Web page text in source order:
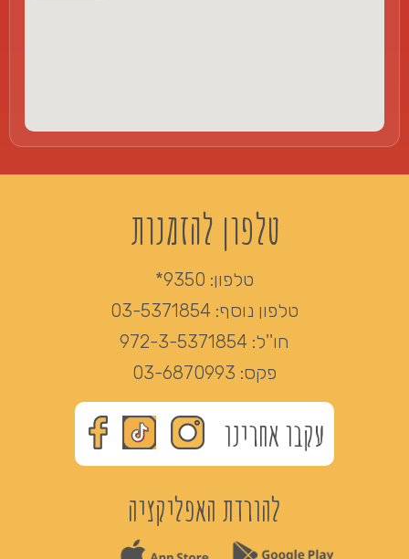
טלפון להזמנות
טלפון: 9350*
טלפון נוסף: 03-5371854
חו''ל: 972-3-5371854
פקס: 03-6870993
עקבו אחרינו
להורדת האפליקציה